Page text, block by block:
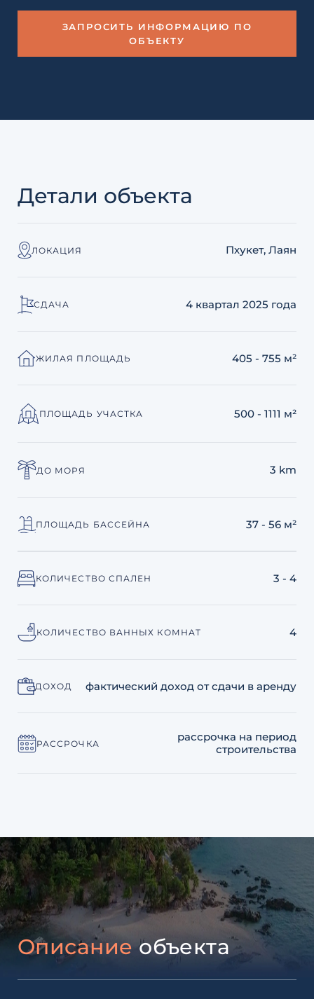
ЗАПРОСИТЬ ИНФОРМАЦИЮ ПО
ОБЪЕКТУ
Детали объекта
ЛОКАЦИЯ Пхукет, Лаян
СДАЧА 4 квартал 2025 года
ЖИЛАЯ ПЛОЩАДЬ 405 - 755 м²
ПЛОЩАДЬ УЧАСТКА 500 - 1111 м²
ДО МОРЯ 3 km
ПЛОЩАДЬ БАССЕЙНА 37 - 56 м²
КОЛИЧЕСТВО СПАЛЕН 3 - 4
КОЛИЧЕСТВО ВАННЫХ КОМНАТ 4
ДОХОД фактический доход от сдачи в аренду
РАССРОЧКА
рассрочка на период
строительства
Описаниеобъекта